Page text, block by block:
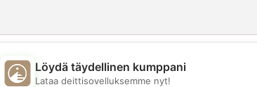
💖
Löydä täydellinen kumppani
Lataa deittisovelluksemme nyt!